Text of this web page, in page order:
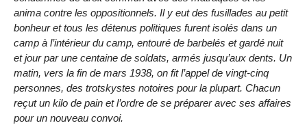
anima contre les oppositionnels. Il y eut des fusillades au petit
bonheur et tous les détenus politiques furent isolés dans un
camp à l’intérieur du camp, entouré de barbelés et gardé nuit
et jour par une centaine de soldats, armés jusqu’aux dents. Un
matin, vers la fin de mars 1938, on fit l’appel de vingt-cinq
personnes, des trotskystes notoires pour la plupart. Chacun
reçut un kilo de pain et l’ordre de se préparer avec ses affaires
pour un nouveau convoi.